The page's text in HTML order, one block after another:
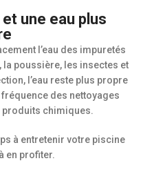
une eau plus
l’eau des impuretés
poussière, les insectes et
l’eau reste plus propre
des nettoyages
produits chimiques.
à entretenir votre piscine
en profiter.